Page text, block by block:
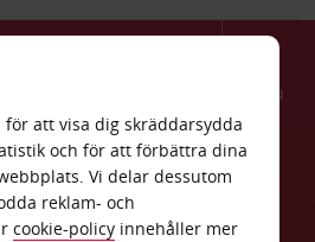
Menu
för att visa dig skräddarsydda
och för att förbättra dina
Vi delar dessutom
reklam- och
cookie-policy innehåller mer